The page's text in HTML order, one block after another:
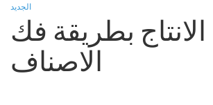
الجديد
الانتاج بطريقة فك
الاصناف